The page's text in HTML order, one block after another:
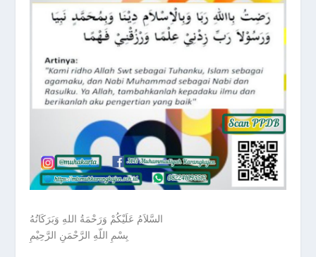
السَّلاَمُ عَلَيْكُمْ وَرَحْمَةُ اللهِ وَبَرَكَاتُهُ
بِسْمِ اللّهِ الرَّحْمَنِ الرَّحِيْمِ